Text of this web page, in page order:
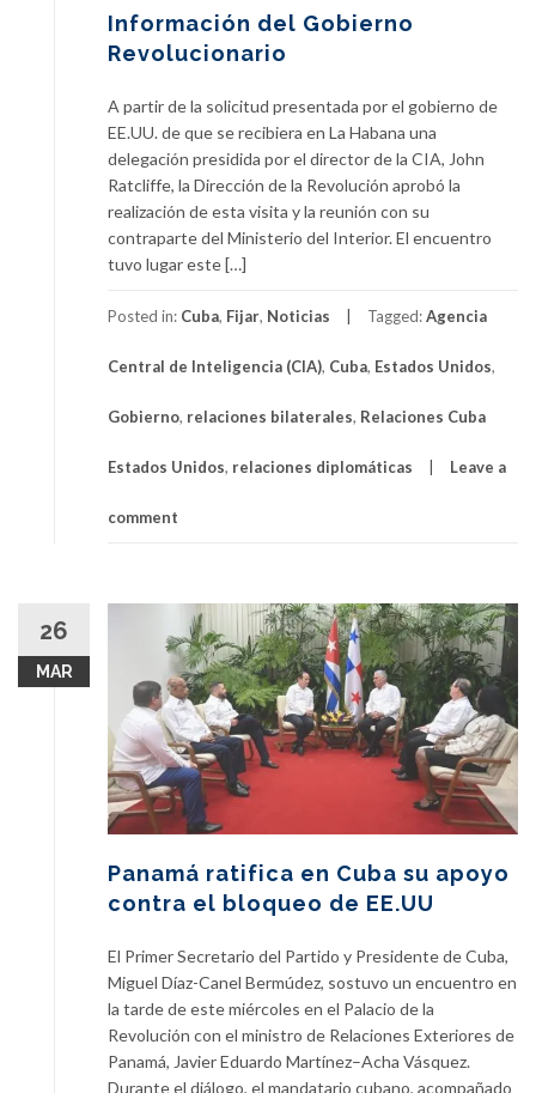
Información del Gobierno
Revolucionario
A partir de la solicitud presentada por el gobierno de
EE.UU. de que se recibiera en La Habana una
delegación presidida por el director de la CIA, John
Ratcliffe, la Dirección de la Revolución aprobó la
realización de esta visita y la reunión con su
contraparte del Ministerio del Interior. El encuentro
tuvo lugar este […]
Posted in: Cuba, Fijar, Noticias Tagged:Agencia
Central de Inteligencia (CIA), Cuba, Estados Unidos,
Gobierno, relaciones bilaterales, Relaciones Cuba
Estados Unidos, relaciones diplomáticas Leave a
comment
26
MAR
Panamá ratifica en Cuba su apoyo
contra el bloqueo de EE.UU
El Primer Secretario del Partido y Presidente de Cuba,
Miguel Díaz-Canel Bermúdez, sostuvo un encuentro en
la tarde de este miércoles en el Palacio de la
Revolución con el ministro de Relaciones Exteriores de
Panamá, Javier Eduardo Martínez–Acha Vásquez.
Durante el diálogo, el mandatario cubano, acompañado